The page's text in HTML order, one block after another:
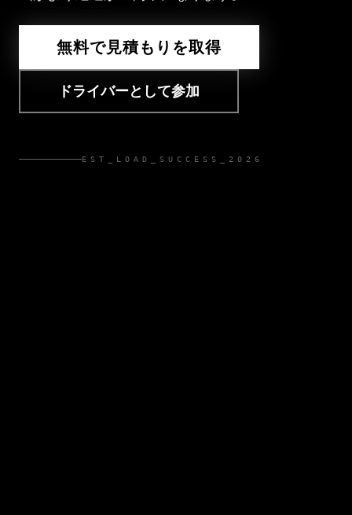
無料で見積もりを取得
ドライバーとして参加
EST_LOAD_SUCCESS_2026